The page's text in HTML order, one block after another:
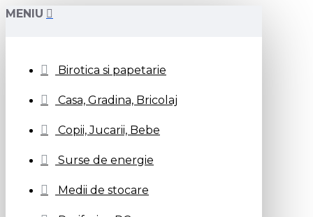
MENIU
Birotica si papetarie
Casa, Gradina, Bricolaj
Copii, Jucarii, Bebe
Surse de energie
Medii de stocare